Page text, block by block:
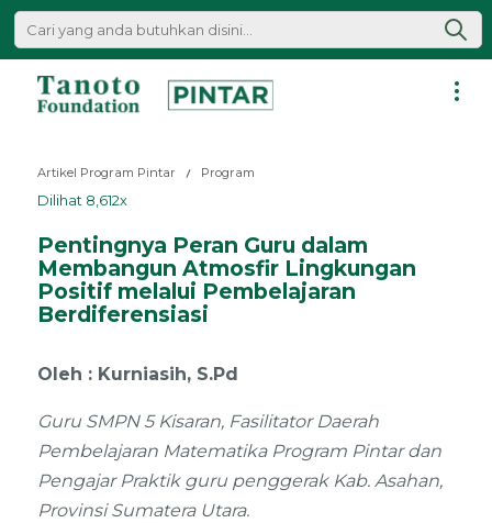
Lewati
|
Tanoto
Artikel Program Pintar Program
Dilihat 8,612x
Pentingnya Peran Guru dalam
Membangun Atmosfir Lingkungan
Positif melalui Pembelajaran
Berdiferensiasi
Oleh : Kurniasih, S.Pd
Guru SMPN 5 Kisaran, Fasilitator Daerah
Pembelajaran Matematika Program Pintar dan
Pengajar Praktik guru penggerak Kab. Asahan,
Provinsi Sumatera Utara.